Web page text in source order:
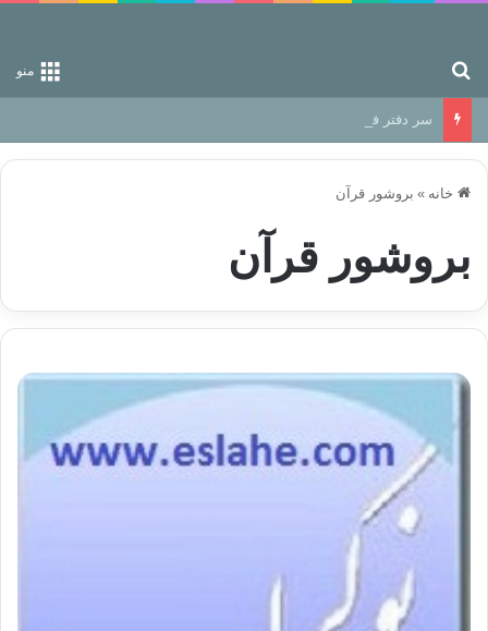
منو
سر دفتر فساد در زمین‌، دوری وکناره‌گیری از راه خداست‌!
خانه » بروشور قرآن
بروشور قرآن